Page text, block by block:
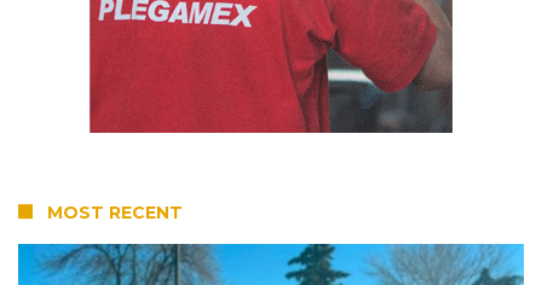
MOST RECENT